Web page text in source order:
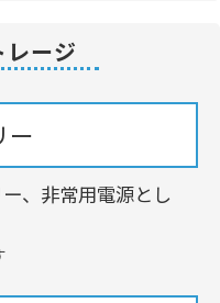
ージ
ー
、非常用電源とし